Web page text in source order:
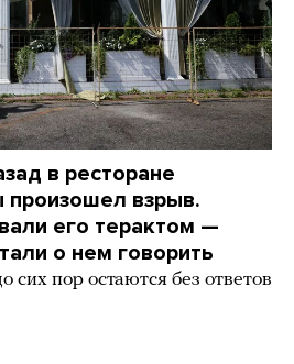
в ресторане
взрыв.
его терактом —
о нем говорить
сих пор остаются без ответов